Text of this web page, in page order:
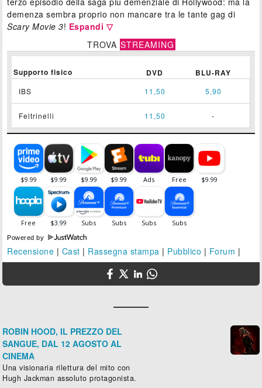
demenza sembra proprio non mancare tra le tante gag di
Scary Movie 3! Espandi ▽
TROVA STREAMING
Supporto fisico DVD BLU-RAY
IBS 11,50 5,90
Feltrinelli 11,50 -
Powered by
Recensione | Cast | Rassegna stampa | Pubblico | Forum |
ROBIN HOOD, IL PREZZO DEL
SANGUE, DAL 12 AGOSTO AL
CINEMA
Una visionaria rilettura del mito con
Hugh Jackman assoluto protagonista.